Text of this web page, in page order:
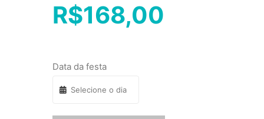
R$168,00
Data da festa